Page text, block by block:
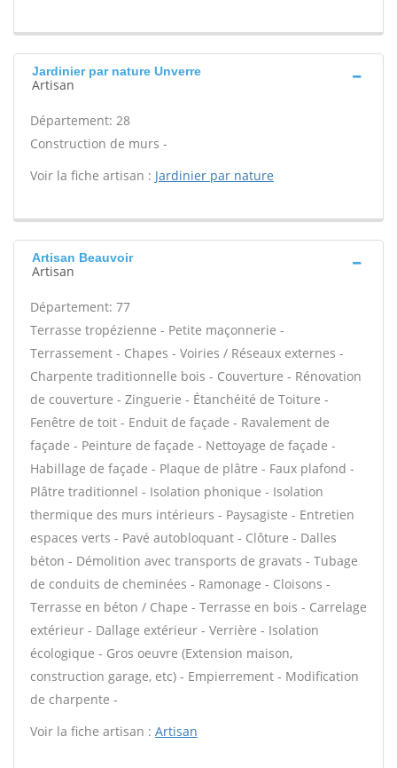
Jardinier par nature Unverre
Artisan
Département: 28
Construction de murs -
Voir la fiche artisan : Jardinier par nature
Artisan Beauvoir
Artisan
Département: 77
Terrasse tropézienne - Petite maçonnerie -
Terrassement - Chapes - Voiries / Réseaux externes -
Charpente traditionnelle bois - Couverture - Rénovation
de couverture - Zinguerie - Étanchéité de Toiture -
Fenêtre de toit - Enduit de façade - Ravalement de
façade - Peinture de façade - Nettoyage de façade -
Habillage de façade - Plaque de plâtre - Faux plafond -
Plâtre traditionnel - Isolation phonique - Isolation
thermique des murs intérieurs - Paysagiste - Entretien
espaces verts - Pavé autobloquant - Clôture - Dalles
béton - Démolition avec transports de gravats - Tubage
de conduits de cheminées - Ramonage - Cloisons -
Terrasse en béton / Chape - Terrasse en bois - Carrelage
extérieur - Dallage extérieur - Verrière - Isolation
écologique - Gros oeuvre (Extension maison,
construction garage, etc) - Empierrement - Modification
de charpente -
Voir la fiche artisan : Artisan